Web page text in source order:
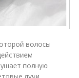
волосы
полную
лучи